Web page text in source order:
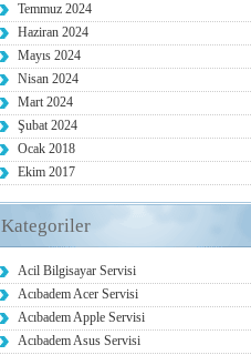
Temmuz 2024
Haziran 2024
Mayıs 2024
Nisan 2024
Mart 2024
Şubat 2024
Ocak 2018
Ekim 2017
Kategoriler
Acil Bilgisayar Servisi
Acıbadem Acer Servisi
Acıbadem Apple Servisi
Acıbadem Asus Servisi